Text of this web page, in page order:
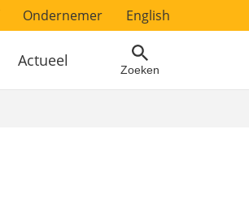
Ondernemer English
Actueel Zoeken